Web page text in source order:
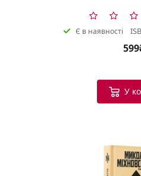
Є в наявності
У